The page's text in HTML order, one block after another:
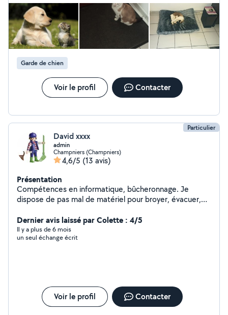
nécessaire. Merci à vous.
Garde de chien
Voir le profil Contacter
Particulier
David xxxx
admin
Champniers (Champniers)
4,6/5 (13 avis)
Présentation
Compétences en informatique, bûcheronnage. Je
dispose de pas mal de matériel pour broyer, évacuer,
Dernier avis laissé par Colette : 4/5
Il y a plus de 6 mois
un seul échange écrit
Voir le profil Contacter